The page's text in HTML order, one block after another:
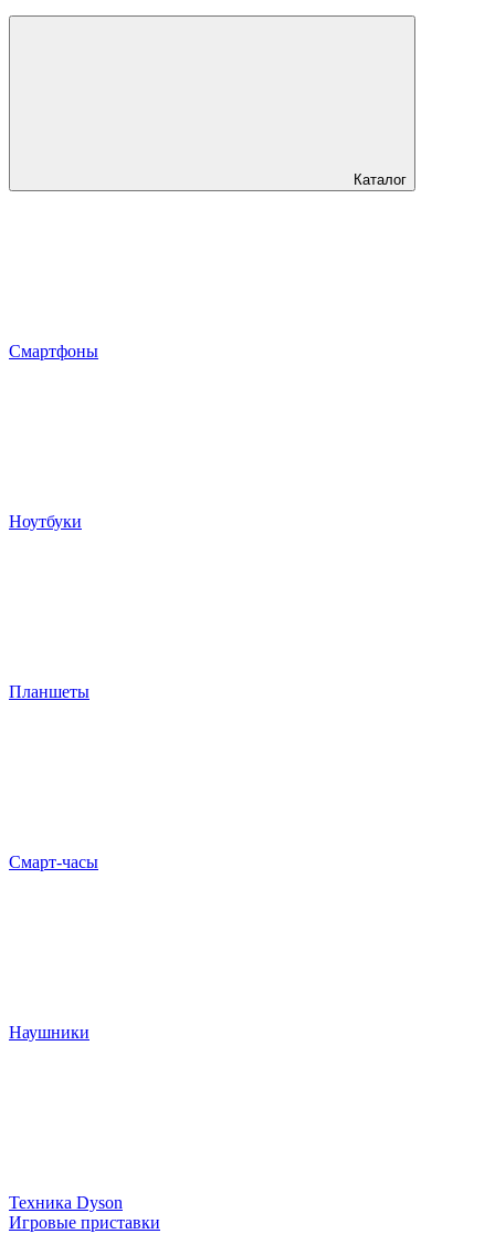
Каталог
Смартфоны
Ноутбуки
Планшеты
Смарт-часы
Наушники
Техника Dyson
Игровые приставки